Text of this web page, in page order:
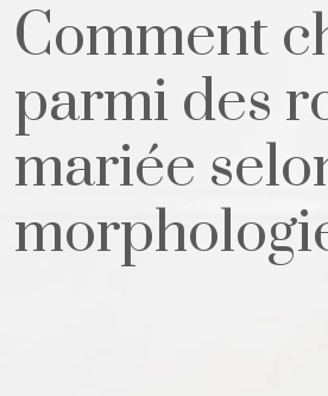
Comment
parmi des
mariée